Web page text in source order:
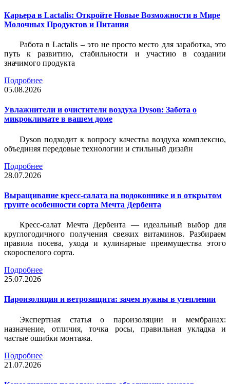
Карьера в Lactalis: Откройте Новые Возможности в Мире
Молочных Продуктов и Питания
Работа в Lactalis – это не просто место для заработка, это
путь к развитию, стабильности и участию в создании
значимого продукта
Подробнее
05.08.2026
Увлажнители и очистители воздуха Dyson: Забота о
микроклимате в вашем доме
Dyson подходит к вопросу качества воздуха комплексно,
объединяя передовые технологии и стильный дизайн
Подробнее
28.07.2026
Выращивание кресс-салата на подоконнике и в открытом
грунте особенности сорта Мечта Дербента
Кресс-салат Мечта Дербента — идеальный выбор для
круглогодичного получения свежих витаминов. Разбираем
правила посева, ухода и кулинарные преимущества этого
скороспелого сорта.
Подробнее
25.07.2026
Пароизоляция и ветрозащита: зачем нужны в утеплении
Экспертная статья о пароизоляции и мембранах:
назначение, отличия, точка росы, правильная укладка и
частые ошибки монтажа.
Подробнее
21.07.2026